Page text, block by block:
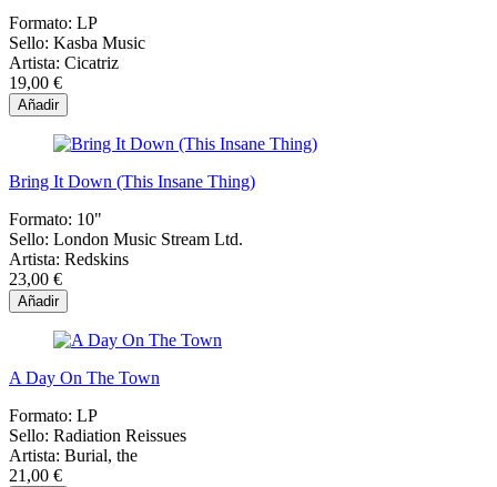
Formato: LP
Sello: Kasba Music
Artista: Cicatriz
19,00 €
Añadir
Bring It Down (This Insane Thing)
Formato: 10"
Sello: London Music Stream Ltd.
Artista: Redskins
23,00 €
Añadir
A Day On The Town
Formato: LP
Sello: Radiation Reissues
Artista: Burial, the
21,00 €